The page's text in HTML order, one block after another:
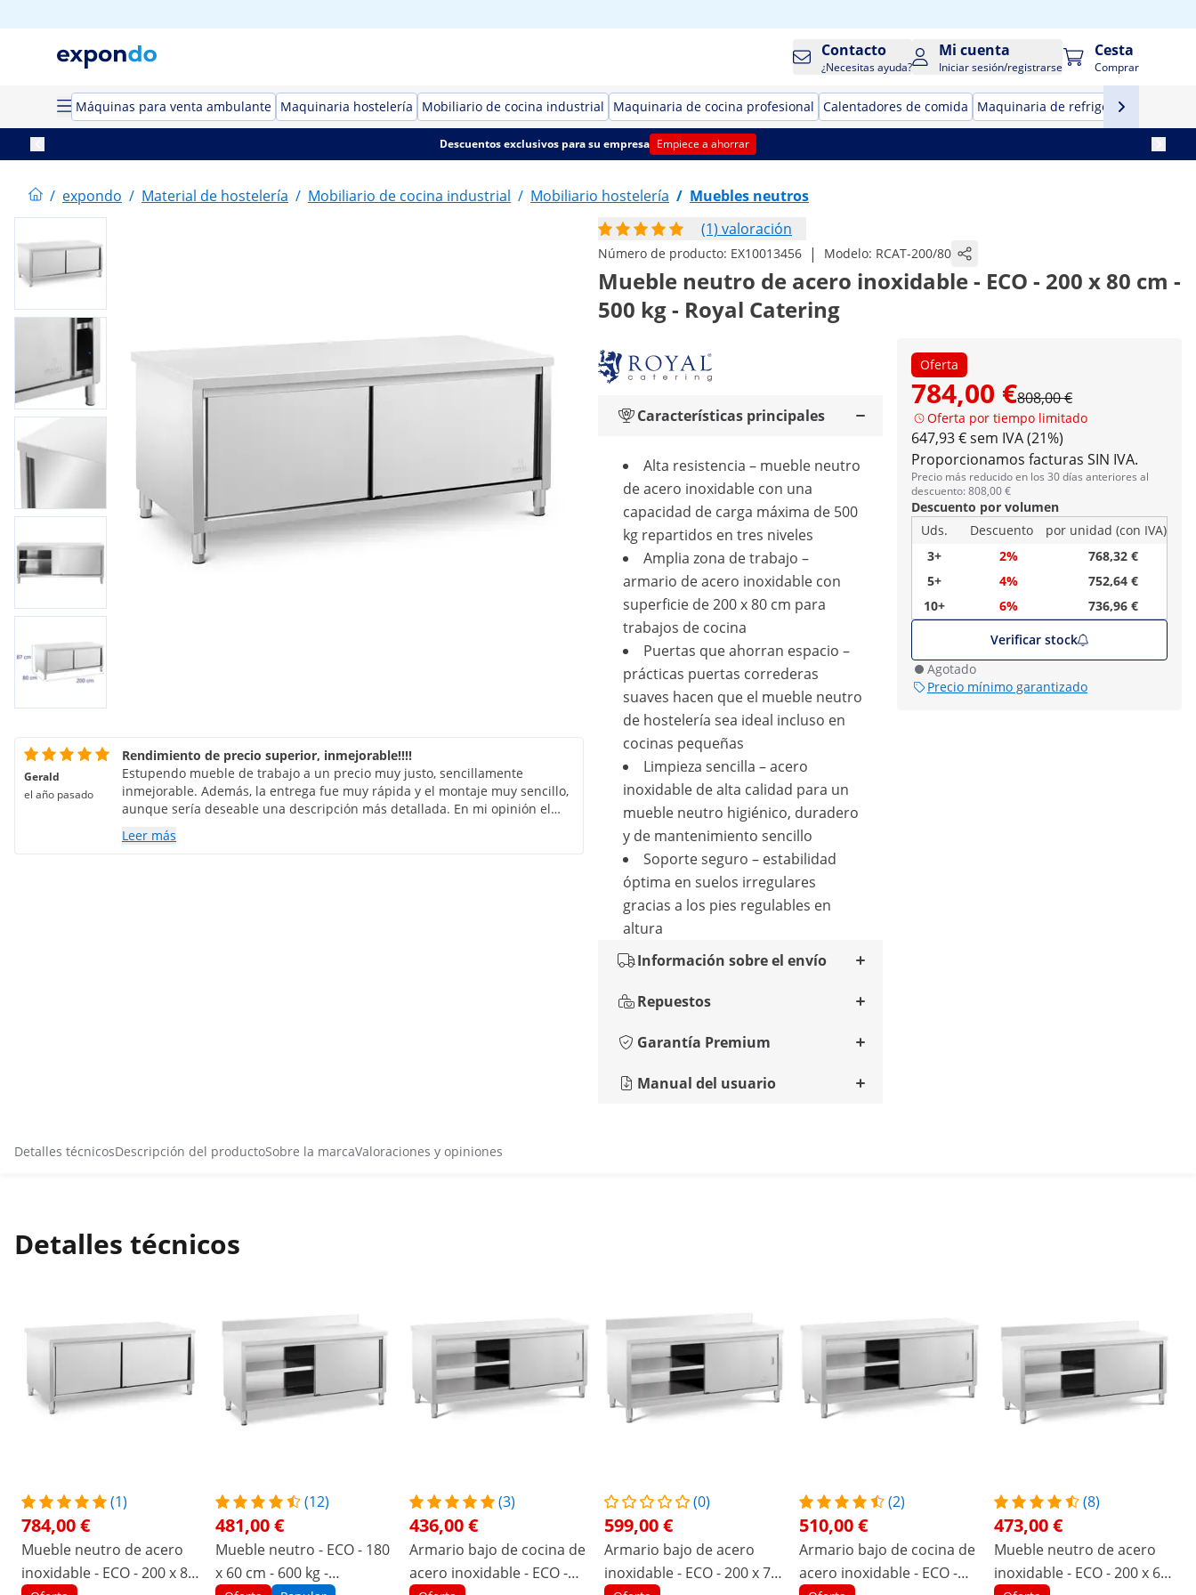
Contacto
¿Necesitas ayuda?
Mi cuenta
Iniciar sesión/registrarse
Cesta
Comprar
Máquinas para venta ambulante Maquinaria hostelería Mobiliario de cocina industrial Maquinaria de cocina profesional Calentadores de comida Maquinaria de refrigeración para
Descuentos exclusivos para su empresa Empiece a ahorrar
/ expondo / Material de hostelería / Mobiliario de cocina industrial / Mobiliario hostelería / Muebles neutros
(1) valoración
Número de producto: EX10013456 | Modelo: RCAT-200/80
Mueble neutro de acero inoxidable - ECO - 200 x 80 cm -
500 kg - Royal Catering
Oferta
784,00 €808,00 €
Oferta por tiempo limitado
647,93 € sem IVA (21%)
Proporcionamos facturas SIN IVA.
Precio más reducido en los 30 días anteriores al
descuento: 808,00 €
Descuento por volumen
Uds.
Descuento
por unidad (con IVA)
3+
2%
768,32 €
5+
4%
752,64 €
10+
6%
736,96 €
Verificar stock
Agotado
Precio mínimo garantizado
Características principales
Alta resistencia – mueble neutro
de acero inoxidable con una
capacidad de carga máxima de 500
kg repartidos en tres niveles
Amplia zona de trabajo –
armario de acero inoxidable con
superficie de 200 x 80 cm para
trabajos de cocina
Puertas que ahorran espacio –
prácticas puertas correderas
suaves hacen que el mueble neutro
de hostelería sea ideal incluso en
cocinas pequeñas
Limpieza sencilla – acero
inoxidable de alta calidad para un
mueble neutro higiénico, duradero
y de mantenimiento sencillo
Soporte seguro – estabilidad
óptima en suelos irregulares
gracias a los pies regulables en
altura
Información sobre el envío
Repuestos
Garantía Premium
Manual del usuario
Gerald
el año pasado
Rendimiento de precio superior, inmejorable!!!!
Estupendo mueble de trabajo a un precio muy justo, sencillamente
inmejorable. Además, la entrega fue muy rápida y el montaje muy sencillo,
aunque sería deseable una descripción más detallada. En mi opinión el
mejor mueble del mercado.
Leer más
Detalles técnicosDescripción del productoSobre la marcaValoraciones y opiniones
Detalles técnicos
(1)
784,00 €
Mueble neutro de acero
inoxidable - ECO - 200 x 80
(12)
481,00 €
Mueble neutro - ECO - 180
x 60 cm - 600 kg -
(3)
436,00 €
Armario bajo de cocina de
acero inoxidable - ECO -
(0)
599,00 €
Armario bajo de acero
inoxidable - ECO - 200 x 70
(2)
510,00 €
Armario bajo de cocina de
acero inoxidable - ECO -
(8)
473,00 €
Mueble neutro de acero
inoxidable - ECO - 200 x 60